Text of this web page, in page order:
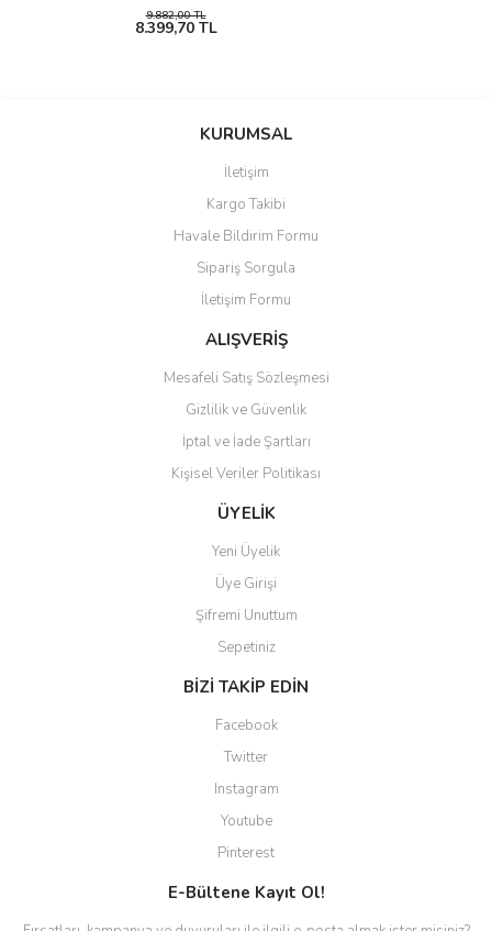
9.882,00 TL
8.399,70 TL
KURUMSAL
İletişim
Kargo Takibi
Havale Bildirim Formu
Sipariş Sorgula
İletişim Formu
ALIŞVERİŞ
Mesafeli Satış Sözleşmesi
Gizlilik ve Güvenlik
İptal ve İade Şartları
Kişisel Veriler Politikası
ÜYELİK
Yeni Üyelik
Üye Girişi
Şifremi Unuttum
Sepetiniz
BİZİ TAKİP EDİN
Facebook
Twitter
Instagram
Youtube
Pinterest
E-Bültene Kayıt Ol!